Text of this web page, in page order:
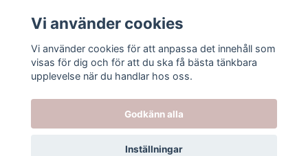
Bolagsinfo
Köpvillkor
Vi använder cookies
Vi använder cookies för att anpassa det innehåll som
visas för dig och för att du ska få bästa tänkbara
upplevelse när du handlar hos oss.
Godkänn alla
Inställningar